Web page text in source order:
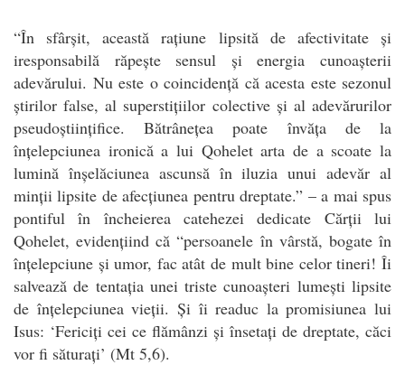
“În sfârșit, această rațiune lipsită de afectivitate și
iresponsabilă răpește sensul și energia cunoașterii
adevărului. Nu este o coincidență că acesta este sezonul
știrilor false, al superstițiilor colective și al adevărurilor
pseudoștiințifice. Bătrânețea poate învăța de la
înțelepciunea ironică a lui Qohelet arta de a scoate la
lumină înșelăciunea ascunsă în iluzia unui adevăr al
minții lipsite de afecțiunea pentru dreptate.” – a mai spus
pontiful în încheierea catehezei dedicate Cărții lui
Qohelet, evidențiind că “persoanele în vârstă, bogate în
înțelepciune și umor, fac atât de mult bine celor tineri! Îi
salvează de tentația unei triste cunoașteri lumești lipsite
de înțelepciunea vieții. Și îi readuc la promisiunea lui
Isus: ‘Fericiți cei ce flămânzi și însetați de dreptate, căci
vor fi săturați’ (Mt 5,6).